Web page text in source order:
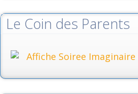
Le Coin des Parents